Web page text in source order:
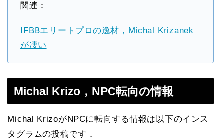
関連：
IFBBエリートプロの逸材，Michal Krizanek
が凄い
Michal Krizo，NPC転向の情報
Michal KrizoがNPCに転向する情報は以下のインス
タグラムの投稿です．